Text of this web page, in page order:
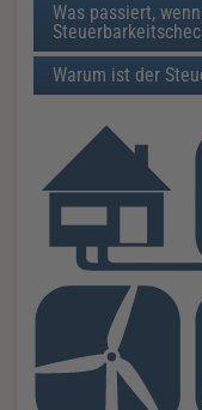
Was passiert,
Warum ist der
Zusatzinformationen zur Seite Steuerbarkeitscheck